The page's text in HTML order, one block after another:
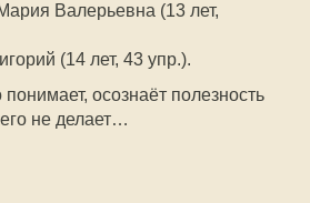
Валерьевна (13 лет,
(14 лет, 43 упр.).
осознаёт полезность
не делает…